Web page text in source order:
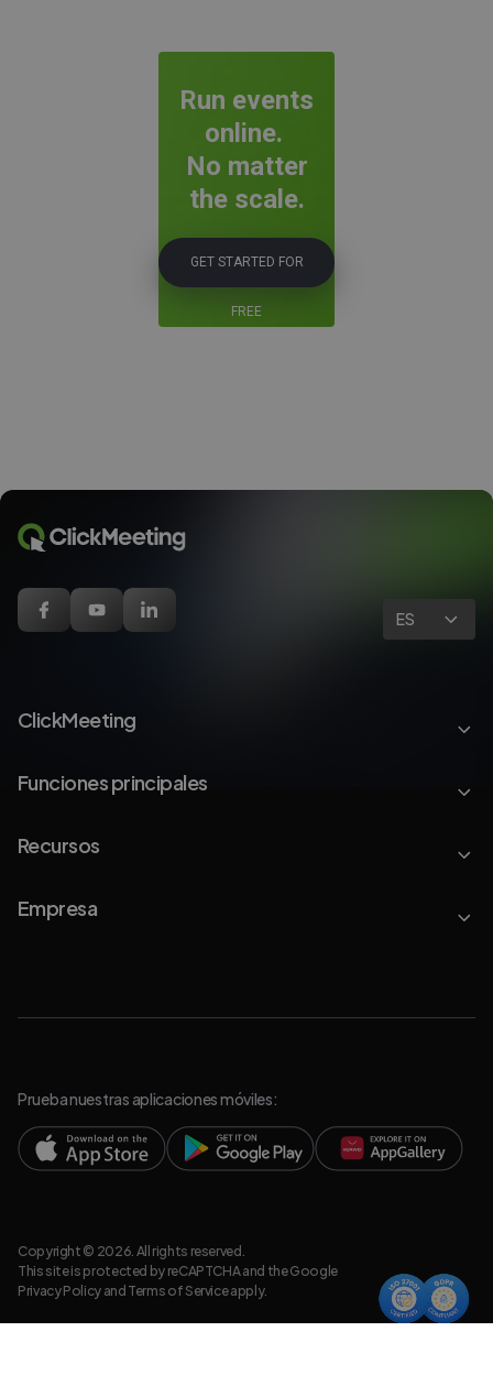
Run events
online.
No matter
the scale.
GET STARTED FOR
FREE
ES
ClickMeeting
Funciones principales
Recursos
Empresa
Prueba nuestras aplicaciones móviles:
Copyright © 2026. All rights reserved.
This site is protected by reCAPTCHA and the Google
Privacy Policyand Terms of Serviceapply.